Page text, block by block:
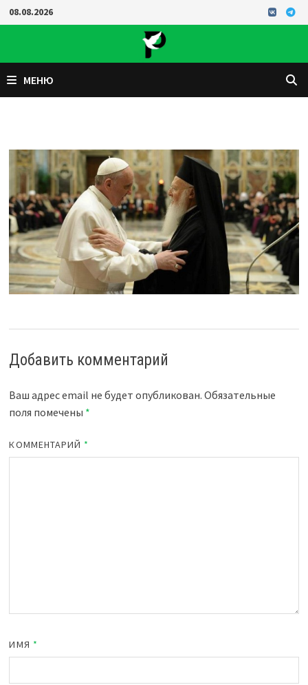
Перейти
к
08.08.2026
МЕНЮ
Добавить комментарий
Ваш адрес email не будет опубликован. Обязательные
поля помечены *
КОММЕНТАРИЙ *
ИМЯ *